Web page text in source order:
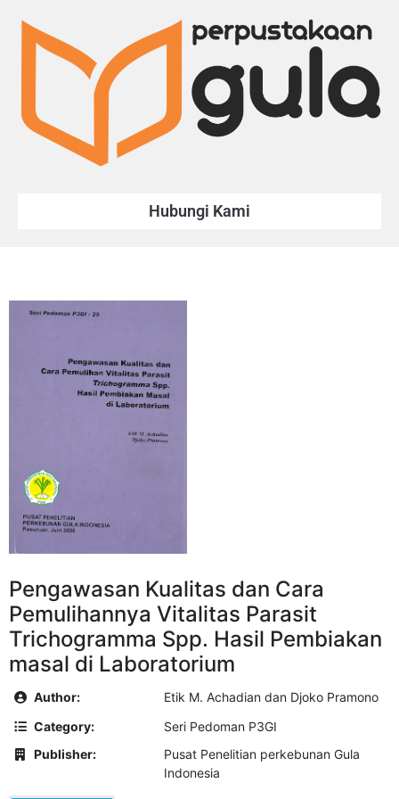
Hubungi Kami
Pengawasan Kualitas dan Cara
Pemulihannya Vitalitas Parasit
Trichogramma Spp. Hasil Pembiakan
masal di Laboratorium
Author:
Etik M. Achadian dan Djoko Pramono
Category:
Seri Pedoman P3GI
Publisher:
Pusat Penelitian perkebunan Gula
Indonesia